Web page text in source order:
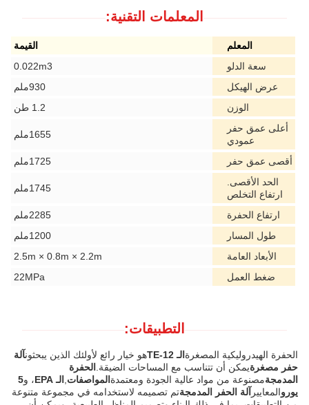
المعلمات التقنية:
المعلم
القيمة
سعة الدلو
0.022m3
عرض الهيكل
930ملم
الوزن
1.2 طن
أعلى عمق حفر
عمودي
1655ملم
أقصى عمق حفر
1725ملم
الحد الأقصى.
ارتفاع التخلص
1745ملم
ارتفاع الحفرة
2285ملم
طول المسار
1200ملم
الأبعاد العامة
2.5m × 0.8m × 2.2m
ضغط العمل
22MPa
التطبيقات:
الحفرة الهيدروليكية المصغرة الـ TE-12 هو خيار رائع لأولئك الذين يبحثونآلة
حفر مصغرة يمكن أن تتناسب مع المساحات الضيقة.الحفرة
المدمجةمصنوعة من مواد عالية الجودة ومعتمدةالمواصفات,الـ EPA ، و 5
يورو المعاييرآلة الحفر المدمجةتم تصميمه لاستخدامه في مجموعة متنوعة